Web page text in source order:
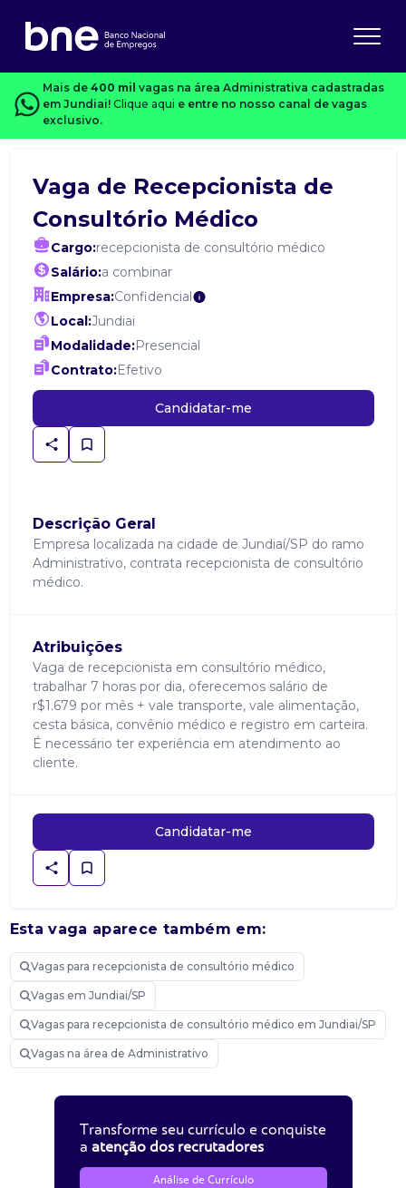
Mais de 400 mil vagas na área Administrativa cadastradas
em Jundiai! Clique aqui e entre no nosso canal de vagas
exclusivo.
Vaga de Recepcionista de
Consultório Médico
Cargo:recepcionista de consultório médico
Salário:a combinar
Empresa:Confidencial
Local:Jundiai
Modalidade:Presencial
Contrato:Efetivo
Candidatar-me
Descrição Geral
Empresa localizada na cidade de Jundiaí/SP do ramo
Administrativo, contrata recepcionista de consultório
médico.
Atribuições
Vaga de recepcionista em consultório médico,
trabalhar 7 horas por dia, oferecemos salário de
r$1.679 por mês + vale transporte, vale alimentação,
cesta básica, convênio médico e registro em carteira.
É necessário ter experiência em atendimento ao
cliente.
Candidatar-me
Esta vaga aparece também em:
Vagas para recepcionista de consultório médico
Vagas em Jundiai/SP
Vagas para recepcionista de consultório médico em Jundiai/SP
Vagas na área de Administrativo
Transforme seu currículo e conquiste
a atenção dos recrutadores
Análise de Currículo